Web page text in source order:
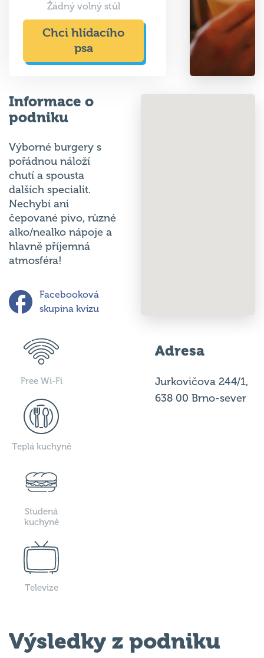
Žádný volný stůl
Chci hlídacího
psa
Informace o
podniku
Výborné burgery s
pořádnou náloží
chutí a spousta
dalších specialit.
Nechybí ani
čepované pivo, různé
alko/nealko nápoje a
hlavně příjemná
atmosféra!
Facebooková
skupina kvízu
Free Wi-Fi
Teplá kuchyně
Studená
kuchyně
Televize
Adresa
Jurkovičova 244/1,
638 00 Brno-sever
Výsledky z podniku